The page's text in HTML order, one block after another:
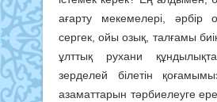
ағарту мекемелері, әрбір
сергек, ойы озық, талғамы
ұлттық рухани
зерделей білетін
азаматтарын тәрбиелеуге